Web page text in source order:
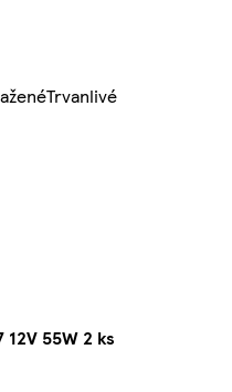
Trvanlivé
55W 2 ks